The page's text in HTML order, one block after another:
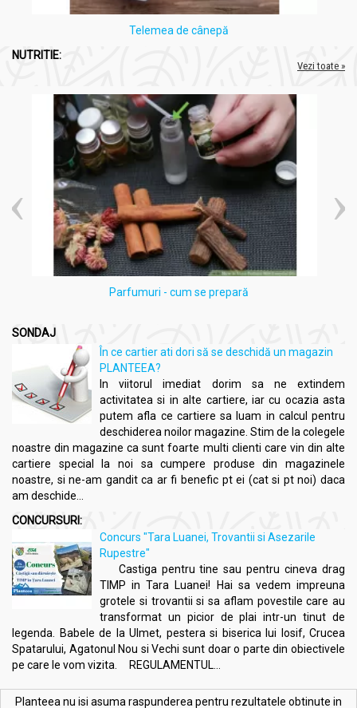
Telemea de cânepă
NUTRITIE:
Vezi toate »
Parfumuri - cum se prepară
SONDAJ
În ce cartier ati dori să se deschidă un magazin
PLANTEEA?
In viitorul imediat dorim sa ne extindem
activitatea si in alte cartiere, iar cu ocazia asta
putem afla ce cartiere sa luam in calcul pentru
deschiderea noilor magazine. Stim de la colegele
noastre din magazine ca sunt foarte multi clienti care vin din alte
cartiere special la noi sa cumpere produse din magazinele
noastre, si ne-am gandit ca ar fi benefic pt ei (cat si pt noi) daca
am deschide...
CONCURSURI:
Concurs "Tara Luanei, Trovantii si Asezarile
Rupestre"
Castiga pentru tine sau pentru cineva drag
TIMP in Tara Luanei! Hai sa vedem impreuna
grotele si trovantii si sa aflam povestile care au
transformat un picior de plai intr-un tinut de
legenda. Babele de la Ulmet, pestera si biserica lui Iosif, Crucea
Spatarului, Agatonul Nou si Vechi sunt doar o parte din obiectivele
pe care le vom vizita. REGULAMENTUL...
Planteea nu isi asuma raspunderea pentru rezultatele obtinute in